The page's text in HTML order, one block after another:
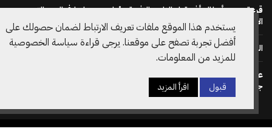
قرعة دوري أبطال أفريقيا : النادي الإفريقي يُواجه دجوليبا في الدور التمهيدي
الأوّل
الجمهور يصنع الحدث في إفتتاح مهرجان بو مخلوف 50
على خطى نظيره الويلزي: الاتحاد الانقليزي لكرة القدم يسحب دعم ترشح
جياني انفانتينو لرئاسة الفيفا مجددا
يستخدم هذا الموقع ملفات تعريف الارتباط لضمان حصولك على
أفضل تجربة تصفح على موقعنا. يرجى قراءة سياسة الخصوصية
للمزيد من المعلومات.
قبول اقرأ المزيد